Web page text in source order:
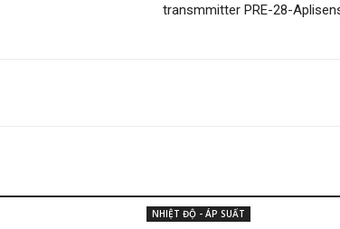
transmmitter PRE-28-
NHIỆT ĐỘ - ÁP SUẤT